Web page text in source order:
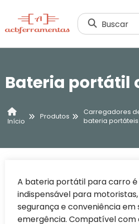
Buscar
Bateria portátil
Início
Produtos
Carregadores
bateria portáteis
A bateria portátil para carro
indispensável para
segurança e conveniência em
emergência. Compatível com